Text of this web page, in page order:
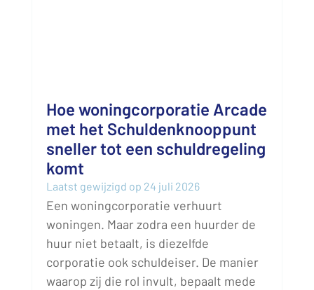
Hoe woningcorporatie Arcade
met het Schuldenknooppunt
sneller tot een schuldregeling
komt
Laatst gewijzigd op 24 juli 2026
Een woningcorporatie verhuurt
woningen. Maar zodra een huurder de
huur niet betaalt, is diezelfde
corporatie ook schuldeiser. De manier
waarop zij die rol invult, bepaalt mede